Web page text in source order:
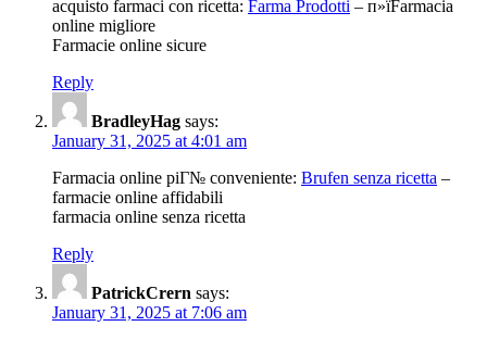
acquisto farmaci con ricetta: Farma Prodotti – п»їFarmacia
online migliore
Farmacie online sicure
Reply
BradleyHag says:
January 31, 2025 at 4:01 am
Farmacia online piГ№ conveniente: Brufen senza ricetta –
farmacie online affidabili
farmacia online senza ricetta
Reply
PatrickCrern says:
January 31, 2025 at 7:06 am